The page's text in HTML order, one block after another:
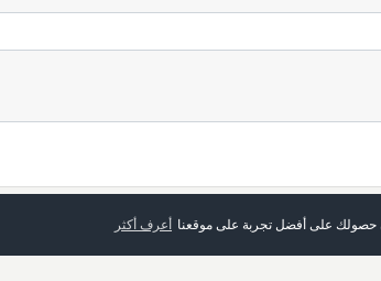
حصولك على أفضل تجربة على موقعنا أعرف أكثر